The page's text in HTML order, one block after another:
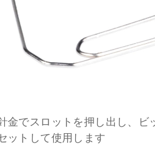
金でスロットを押し出し、ビ
ットして使用します